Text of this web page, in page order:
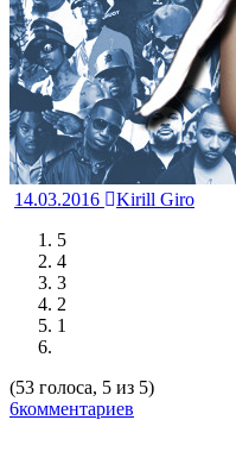
14.03.2016
Kirill Giro
5
4
3
2
1
(53 голоса, 5 из 5)
6комментариев